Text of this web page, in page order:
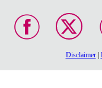
Disclaimer|